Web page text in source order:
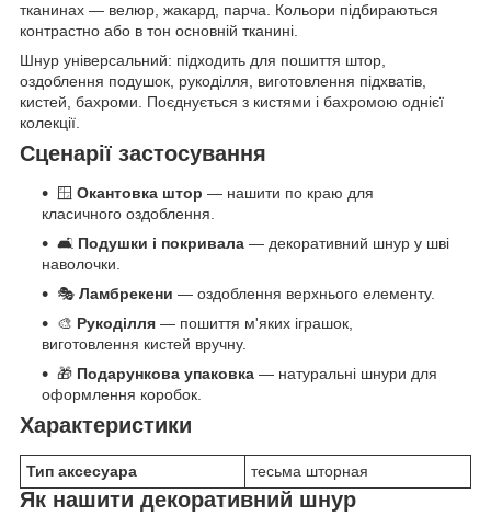
тканинах — велюр, жакард, парча. Кольори підбираються
контрастно або в тон основній тканині.
Шнур універсальний: підходить для пошиття штор,
оздоблення подушок, рукоділля, виготовлення підхватів,
кистей, бахроми. Поєднується з кистями і бахромою однієї
колекції.
Сценарії застосування
🪟 Окантовка штор — нашити по краю для
класичного оздоблення.
🛋️ Подушки і покривала — декоративний шнур у шві
наволочки.
🎭 Ламбрекени — оздоблення верхнього елементу.
🎨 Рукоділля — пошиття м'яких іграшок,
виготовлення кистей вручну.
🎁 Подарункова упаковка — натуральні шнури для
оформлення коробок.
Характеристики
Тип аксесуара тесьма шторная
Як нашити декоративний шнур